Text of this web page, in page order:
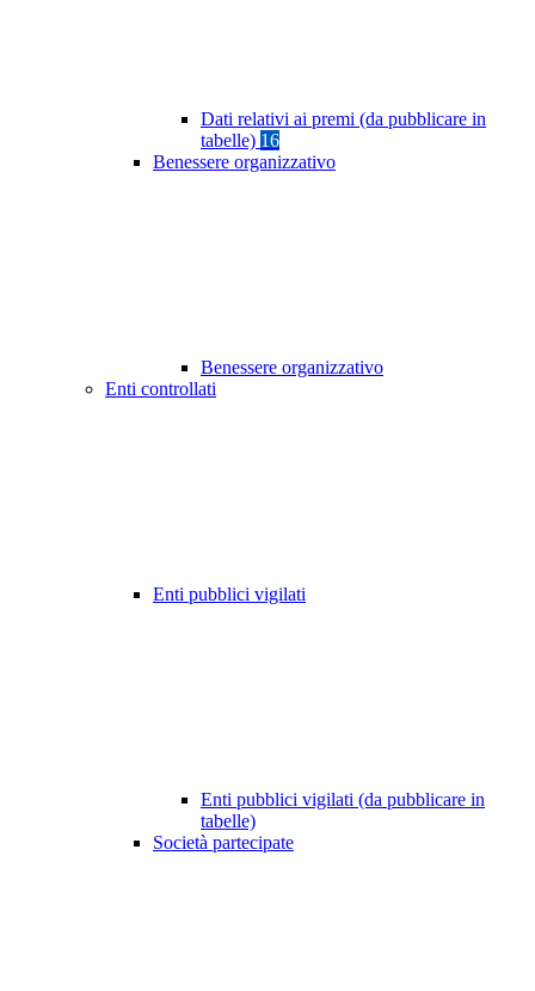
Dati relativi ai premi (da pubblicare in
tabelle) 16
Benessere organizzativo
Benessere organizzativo
Enti controllati
Enti pubblici vigilati
Enti pubblici vigilati (da pubblicare in
tabelle)
Società partecipate